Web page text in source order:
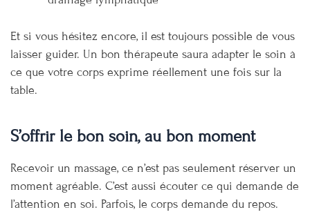
Et si vous hésitez encore, il est toujours possible de vous
laisser guider. Un bon thérapeute saura adapter le soin à
ce que votre corps exprime réellement une fois sur la
table.
S’offrir le bon soin, au bon moment
Recevoir un massage, ce n’est pas seulement réserver un
moment agréable. C’est aussi écouter ce qui demande de
l’attention en soi. Parfois, le corps demande du repos.